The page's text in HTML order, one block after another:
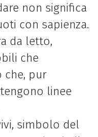
non significa
con sapienza.
da letto,
che
che, pur
linee
simbolo del